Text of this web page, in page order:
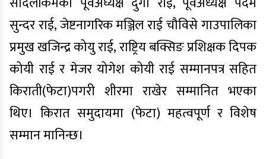
सुन्दर राई, जेष्टनागरिक मञ्जिल राई चौविसे गाउपालिका
प्रमुख खजिन्द्र कोयु राई, राष्ट्रिय बक्सिङ प्रशिक्षक दिपक
कोयी राई र मेजर योगेश कोयी राई सम्मानपत्र सहित
किराती(फेटा)पगरी शीरमा राखेर सम्मानित भएका
थिए। किरात समुदायमा (फेटा) महत्वपूर्ण र विशेष
सम्मान मानिन्छ।